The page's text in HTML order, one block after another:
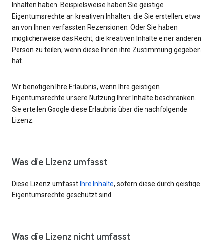
Inhalten haben. Beispielsweise haben Sie geistige
Eigentumsrechte an kreativen Inhalten, die Sie erstellen, etwa
an von Ihnen verfassten Rezensionen. Oder Sie haben
möglicherweise das Recht, die kreativen Inhalte einer anderen
Person zu teilen, wenn diese Ihnen ihre Zustimmung gegeben
hat.
Wir benötigen Ihre Erlaubnis, wenn Ihre geistigen
Eigentumsrechte unsere Nutzung Ihrer Inhalte beschränken.
Sie erteilen Google diese Erlaubnis über die nachfolgende
Lizenz.
Was die Lizenz umfasst
Diese Lizenz umfasst Ihre Inhalte, sofern diese durch geistige
Eigentumsrechte geschützt sind.
Was die Lizenz nicht umfasst